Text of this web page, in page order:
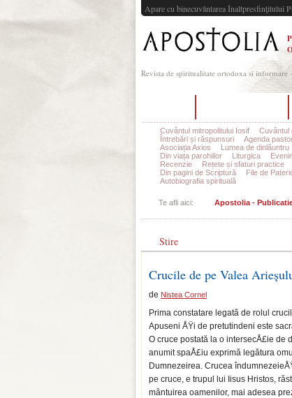
Apare cu binecuvântarea Înaltpresfinţitului
Revista de spiritualitate ortodoxa si informare
Cuvântul mitropolitului Iosif Cuvântul
Întrebări și răspunsuri
Agenda
Asociația Axios
Lumea de dinlăuntru
Din viața parohiilor
Liturgica
Recenzie
Rețete și sfaturi practice
Din pagini de Scriptură
File de
Autobiografia spirituală
Te afli aici: Apostolia -
Stire
Crucile de pe Valea
de Nistea Cornel
Prima constatare legată de rolul
Apuseni ÅŸi de pretutindeni este
O cruce postată la o intersecÅ£ie de
anumit spaÅ£iu exprimă legătura
Dumnezeirea. Crucea
pe cruce, e trupul lui Iisus Hristos,
mântuirea oamenilor, mai adesea